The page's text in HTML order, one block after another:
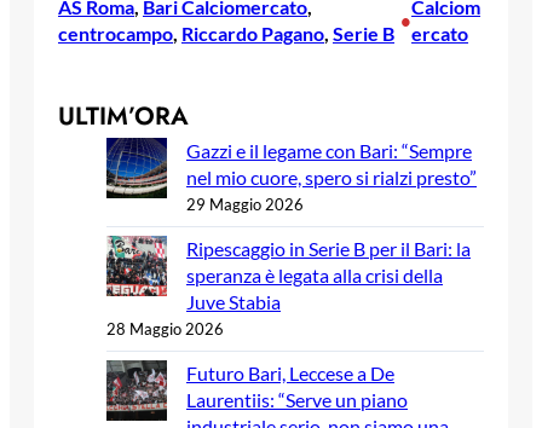
AS Roma Bari Calciomercato
centrocampo Riccardo Pagano Serie B
•
Calciom
ercato
ULTIM’ORA
Gazzi e il legame con Bari: “Sempre
nel mio cuore, spero si rialzi presto”
29 Maggio 2026
Ripescaggio in Serie B per il Bari: la
speranza è legata alla crisi della
Juve Stabia
28 Maggio 2026
Futuro Bari, Leccese a De
Laurentiis: “Serve un piano